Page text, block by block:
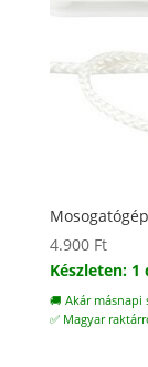
4.900 Ft
Készleten: 1
🚚 Akár másnapi
✅ Magyar